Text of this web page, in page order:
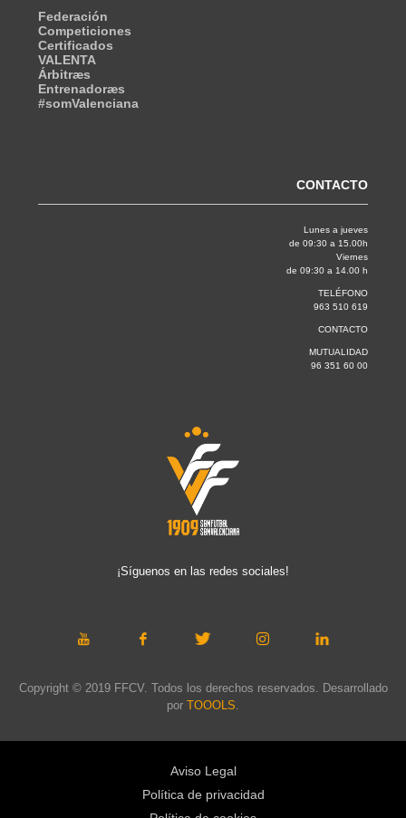
Federación
Competiciones
Certificados
VALENTA
Árbitræs
Entrenadoræs
#somValenciana
CONTACTO
Lunes a jueves
de 09:30 a 15.00h
Viernes
de 09:30 a 14.00 h
TELÉFONO
963 510 619
CONTACTO
MUTUALIDAD
96 351 60 00
¡Síguenos en las redes sociales!
Copyright © 2019 FFCV. Todos los derechos reservados. Desarrollado
por TOOOLS
Aviso Legal
Política de privacidad